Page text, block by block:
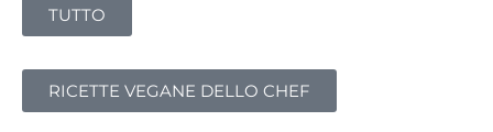
TUTTO
RICETTE VEGANE DELLO CHEF